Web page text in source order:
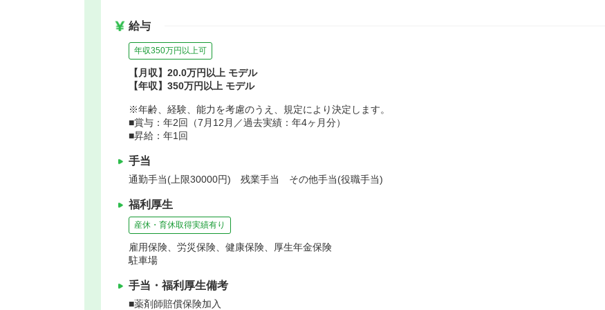
給与
年収350万円以上可
【月収】20.0万円以上 モデル
【年収】350万円以上 モデル
※年齢、経験、能力を考慮のうえ、規定により決定します。
■賞与：年2回（7月12月／過去実績：年4ヶ月分）
■昇給：年1回
手当
通勤手当(上限30000円) 残業手当 その他手当(役職手当)
福利厚生
産休・育休取得実績有り
雇用保険、労災保険、健康保険、厚生年金保険
駐車場
手当・福利厚生備考
■薬剤師賠償保険加入